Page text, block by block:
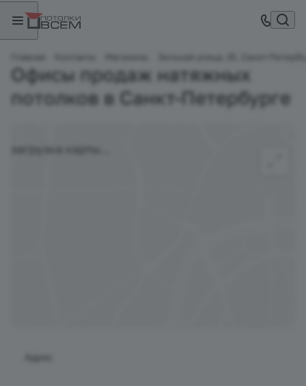
Офисы продаж натяжных
потолков в Санкт-Петербурге
загрузка карты...